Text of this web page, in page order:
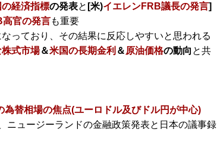
経済指標の発表と [米)イエレンFRB議長の発言]
高官の発言も重要
っており、その結果に反応しやすいと思われる
式市場＆米国の長期金利 ＆ 原油価格の動向 と共
為替相場の焦点(ユーロドル及びドル円が中心)
ニュージーランドの金融政策発表と日本の議事録